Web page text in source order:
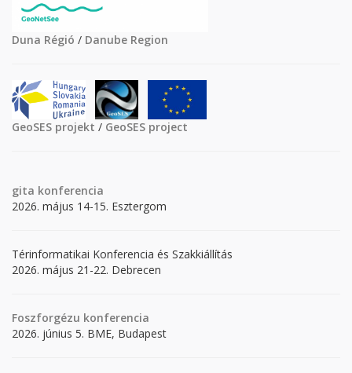
Duna Régió / Danube Region
GeoSES projekt / GeoSES project
gita konferencia
2026. május 14-15. Esztergom
Térinformatikai Konferencia és Szakkiállítás
2026. május 21-22. Debrecen
Foszforgézu konferencia
2026. június 5. BME, Budapest